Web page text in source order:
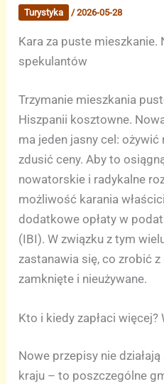
Turystyka /2026-05-28
Kara za puste mieszkanie.
spekulantów
Trzymanie mieszkania
Hiszpanii kosztowne.
ma jeden jasny cel:
zdusić ceny. Aby to
nowatorskie i radykalne
możliwość karania
dodatkowe opłaty w
(IBI). W związku z tym
zastanawia się, co zrobić
zamknięte i nieużywane.
Kto i kiedy zapłaci więcej?
Nowe przepisy nie
kraju – to poszczególne